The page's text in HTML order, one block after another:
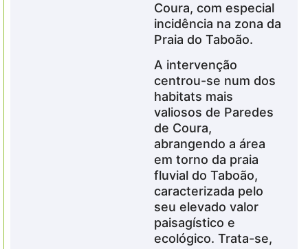
Coura, com especial
incidência na zona da
Praia do Taboão.
A intervenção
centrou-se num dos
habitats mais
valiosos de Paredes
de Coura,
abrangendo a área
em torno da praia
fluvial do Taboão,
caracterizada pelo
seu elevado valor
paisagístico e
ecológico. Trata-se,